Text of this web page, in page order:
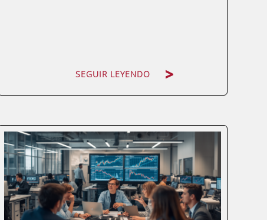
SEGUIR LEYENDO
Si alguna vez has dedicado horas a copiar
datos de un formulario a una hoja de
cálculo, enviar correos de confirmación
uno a uno o actualizar registros en varios
sistemas al mismo tiempo, ya sabes
exactamente qué problema viene a